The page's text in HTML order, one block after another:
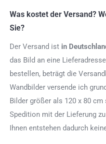
Was kostet der Versand?
Sie?
Der Versand ist in
das Bild an eine
bestellen, beträgt die
Wandbilder versende ich
Bilder größer als 120 x 80
Spedition mit der Lieferung zu
Ihnen entstehen dadurch